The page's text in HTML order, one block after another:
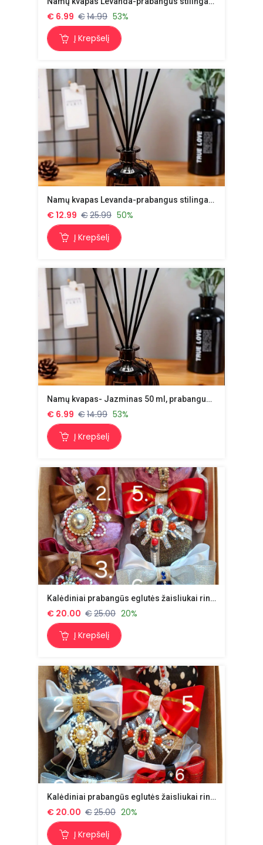
€ 6.99 €14.99 53%
Į Krepšelį
Namų kvapas Levanda-prabangus stilingas buteliukas su lazdelėmis -50ml-2 vnt
€12.99 €25.99 50%
Į Krepšelį
Namų kvapas- Jazminas 50 ml, prabangus buteliukas su lazdelėmis
€ 6.99 €14.99 53%
Į Krepšelį
Kalėdiniai prabangūs eglutės žaisliukai rinkinys nr 1.
€ 20.00 €25.00 20%
Į Krepšelį
Kalėdiniai prabangūs eglutės žaisliukai rinkinys nr 2.
€ 20.00 €25.00 20%
Į Krepšelį